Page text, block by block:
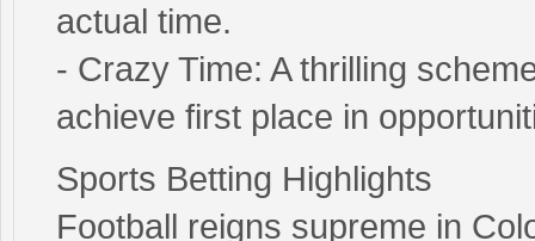
actual time.
- Crazy Time: A thrilling
achieve first place in
Sports Betting Highlights
Football reigns supreme in